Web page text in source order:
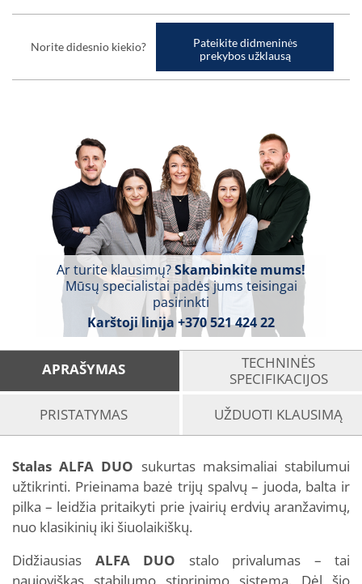
Norite didesnio kiekio?
Pateikite didmeninės
prekybos užklausą
Ar turite klausimų?Skambinkite mums!
Mūsų specialistai padės jums teisingai
pasirinkti
Karštoji linija +370 521 424 22
APRAŠYMAS
TECHNINĖS
SPECIFIKACIJOS
PRISTATYMAS
UŽDUOTI KLAUSIMĄ
Stalas ALFA DUO sukurtas maksimaliai stabilumui
užtikrinti. Prieinama bazė trijų spalvų – juoda, balta ir
pilka – leidžia pritaikyti prie įvairių erdvių aranžavimų,
nuo klasikinių iki šiuolaikiškų.
Didžiausias ALFA DUO stalo privalumas – tai
naujoviškas stabilumo stiprinimo sistema. Dėl šio